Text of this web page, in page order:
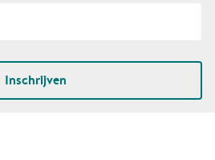
Inschrijven